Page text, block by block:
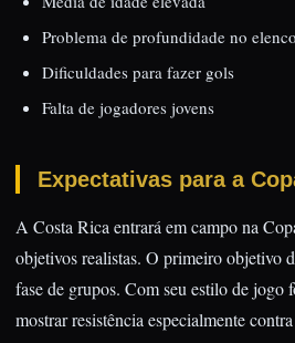
Problema de profundidade no elenco
Dificuldades para fazer gols
Falta de jogadores jovens
Expectativas para a
A Costa Rica entrará em campo na
objetivos realistas. O primeiro objetivo
fase de grupos. Com seu estilo de jogo
mostrar resistência especialmente